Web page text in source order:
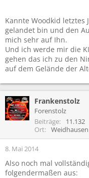
Kannte Woodkid letztes
gelandet bin und den
mich sehr auf Ihn.
Und ich werde mir die
gehen das ich zu den
auf dem Gelände der
Frankenstolz
Forenstolz
Beiträge
11.132
Ort
8. Mai 2014
Also noch mal
folgendermaßen aus: